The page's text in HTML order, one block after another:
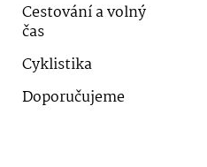
Cestování a volný
čas
Cyklistika
Doporučujeme